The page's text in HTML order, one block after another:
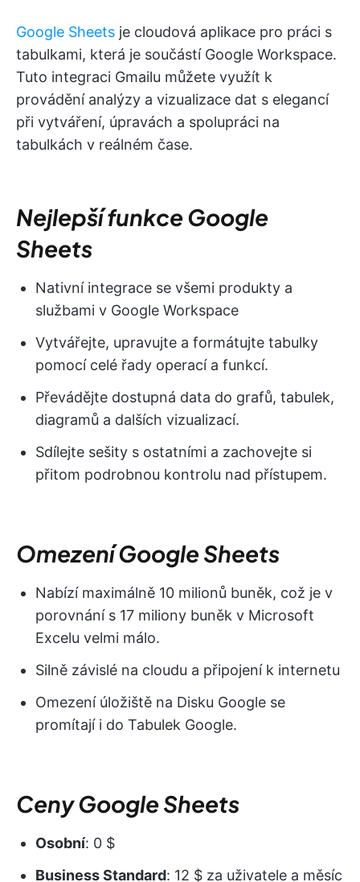
Google Sheets je cloudová aplikace pro práci s
tabulkami, která je součástí Google Workspace.
Tuto integraci Gmailu můžete využít k
provádění analýzy a vizualizace dat s elegancí
při vytváření, úpravách a spolupráci na
tabulkách v reálném čase.
Nejlepší funkce Google
Sheets
Nativní integrace se všemi produkty a
službami v Google Workspace
Vytvářejte, upravujte a formátujte tabulky
pomocí celé řady operací a funkcí.
Převádějte dostupná data do grafů, tabulek,
diagramů a dalších vizualizací.
Sdílejte sešity s ostatními a zachovejte si
přitom podrobnou kontrolu nad přístupem.
Omezení Google Sheets
Nabízí maximálně 10 milionů buněk, což je v
porovnání s 17 miliony buněk v Microsoft
Excelu velmi málo.
Silně závislé na cloudu a připojení k internetu
Omezení úložiště na Disku Google se
promítají i do Tabulek Google.
Ceny Google Sheets
Osobní: 0 $
Business Standard: 12 $ za uživatele a měsíc